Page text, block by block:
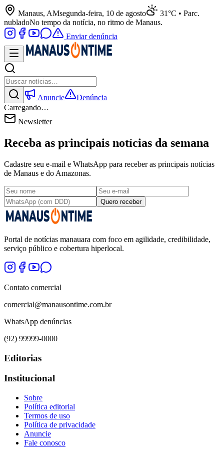
Manaus, AMsegunda-feira, 10 de agosto
31°C • Parc.
nubladoNo tempo da notícia, no ritmo de Manaus.
Enviar denúncia
Anuncie
Denúncia
Carregando…
Newsletter
Receba as principais notícias da semana
Cadastre seu e-mail e WhatsApp para receber as principais notícias
de Manaus e do Amazonas.
Quero receber
Portal de notícias manauara com foco em agilidade, credibilidade,
serviço público e cobertura hiperlocal.
Contato comercial
comercial@manausontime.com.br
WhatsApp denúncias
(92) 99999-0000
Editorias
Institucional
Sobre
Política editorial
Termos de uso
Política de privacidade
Anuncie
Fale conosco